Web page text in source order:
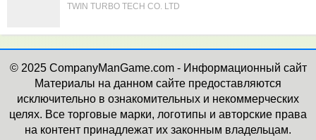
TWIN TURBO TECH CO. LTD
© 2025 CompanyManGame.com - Информационный сайт
Материалы на данном сайте предоставляются
исключительно в ознакомительных и некоммерческих
целях. Все торговые марки, логотипы и авторские права
на контент принадлежат их законным владельцам.